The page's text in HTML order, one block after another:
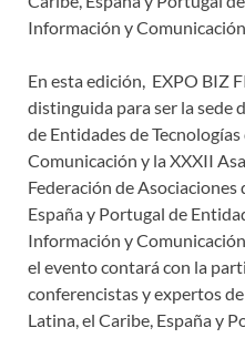
Información y
En esta edición, EXPO BIZ
distinguida para ser la sede
de Entidades de
Comunicación y la XXXII
Federación de
España y Portugal de
Información y
el evento contará con la
conferencistas y expertos
Latina, el Caribe, España y